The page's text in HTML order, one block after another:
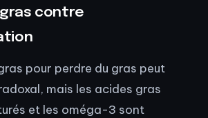
gras contre
pour perdre du gras peut
mais les acides gras
et les oméga-3 sont